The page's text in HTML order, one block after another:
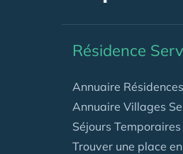
Résidence
Annuaire
Annuaire Villages
Séjours
Trouver une place